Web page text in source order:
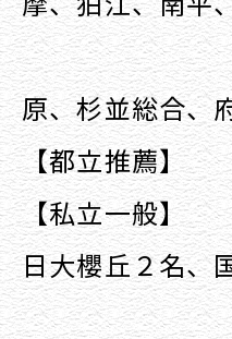
調布南、
原、杉並総合、
【都立推薦】
【私立一般】
日大櫻丘２名、
国学院久